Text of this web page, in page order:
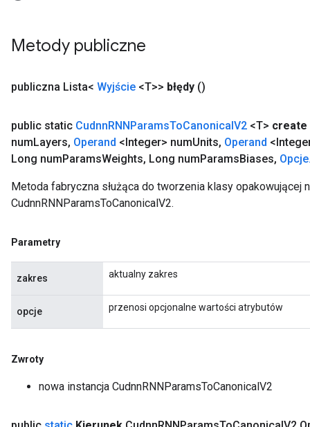
Metody publiczne
publiczna Lista< Wyjście <T>> błędy ()
public static CudnnRNNParamsToCanonicalV2 <T> create
numLayers, Operand <Integer> numUnits, Operand
Long numParamsWeights, Long numParamsBiases, Opcje
Metoda fabryczna służąca do tworzenia klasy opakowującej
CudnnRNNParamsToCanonicalV2.
Parametry
zakres aktualny zakres
opcje przenosi opcjonalne wartości atrybutów
Zwroty
nowa instancja CudnnRNNParamsToCanonicalV2